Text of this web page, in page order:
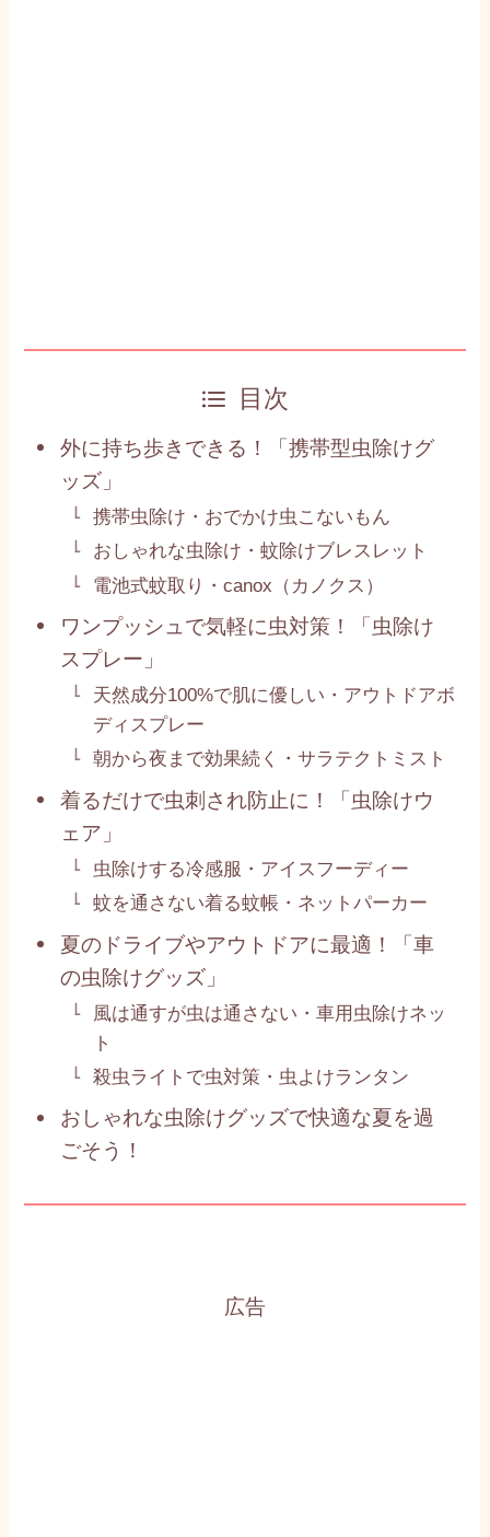
目次
外に持ち歩きできる！「携帯型虫除けグ
ッズ」
携帯虫除け・おでかけ虫こないもん
おしゃれな虫除け・蚊除けブレスレット
電池式蚊取り・canox（カノクス）
ワンプッシュで気軽に虫対策！「虫除け
スプレー」
天然成分100%で肌に優しい・アウトドアボ
ディスプレー
朝から夜まで効果続く・サラテクトミスト
着るだけで虫刺され防止に！「虫除けウ
ェア」
虫除けする冷感服・アイスフーディー
蚊を通さない着る蚊帳・ネットパーカー
夏のドライブやアウトドアに最適！「車
の虫除けグッズ」
風は通すが虫は通さない・車用虫除けネッ
ト
殺虫ライトで虫対策・虫よけランタン
おしゃれな虫除けグッズで快適な夏を過
ごそう！
広告